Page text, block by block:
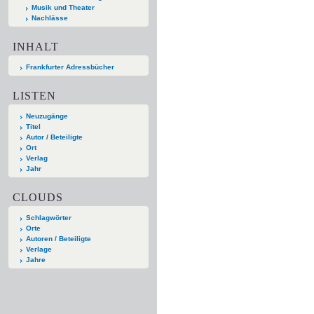
Musik und Theater
Nachlässe
INHALT
Frankfurter Adressbücher
LISTEN
Neuzugänge
Titel
Autor / Beteiligte
Ort
Verlag
Jahr
CLOUDS
Schlagwörter
Orte
Autoren / Beteiligte
Verlage
Jahre